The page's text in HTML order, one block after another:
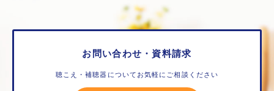
お問い合わせ・資料請求
聴こえ・補聴器についてお気軽にご相談ください